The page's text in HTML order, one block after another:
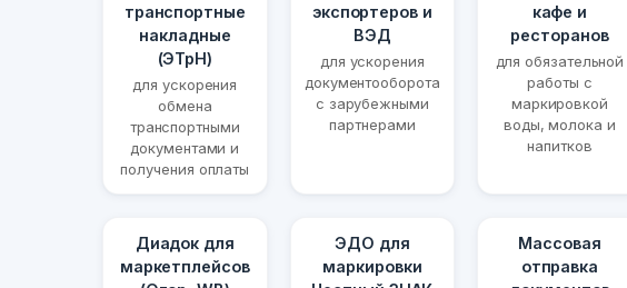
транспортные
накладные
(ЭТрН)
для ускорения
обмена
транспортными
документами и
получения оплаты
экспортеров и
ВЭД
для ускорения
документооборота
с зарубежными
партнерами
кафе и
ресторанов
для обязательной
работы с
маркировкой
воды, молока и
напитков
Диадок для
маркетплейсов
ЭДО для
маркировки
Массовая
отправка